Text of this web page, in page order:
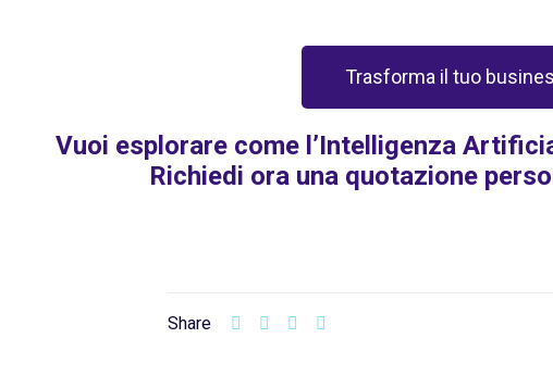
Trasforma il tuo
Vuoi esplorare come l’Intelligenza
Richiedi ora una quotazione
Share